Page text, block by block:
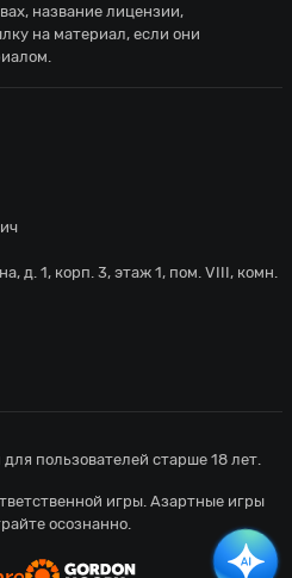
название лицензии,
на материал, если они
д. 1, корп. 3, этаж 1, пом. VIII, комн.
пользователей старше 18 лет.
игры. Азартные игры
осознанно.